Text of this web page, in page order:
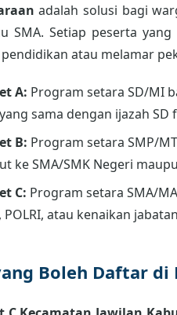
adalah solusi bagi
SMA. Setiap peserta
atau melamar
A: Program setara SD/MI
sama dengan ijazah SD
B: Program setara SMP/
ke SMA/SMK Negeri
C: Program setara SMA/
POLRI, atau kenaikan
Boleh Daftar di